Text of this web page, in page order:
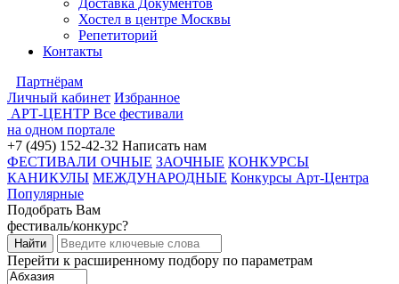
Доставка Документов
Хостел в центре Москвы
Репетиторий
Контакты
Партнёрам
Личный кабинет Избранное
АРТ-ЦЕНТР Все фестивали
на одном портале
+7 (495) 152-42-32 Написать нам
ФЕСТИВАЛИ ОЧНЫЕ ЗАОЧНЫЕ КОНКУРСЫ
КАНИКУЛЫ МЕЖДУНАРОДНЫЕ Конкурсы Арт-Центра
Популярные
Подобрать Вам
фестиваль/конкурс?
Перейти к расширенному подбору по параметрам